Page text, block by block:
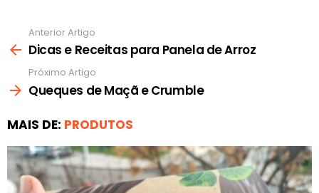
mais
Anterior Artigo
Dicas e Receitas para Panela de Arroz
Próximo Artigo
Queques de Maçã e Crumble
MAIS DE: PRODUTOS